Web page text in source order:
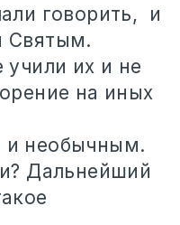
говорить, и
Святым.
их и не
на иных
и необычным.
Дальнейший